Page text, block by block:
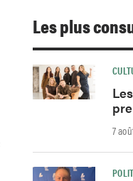
Les plus
7